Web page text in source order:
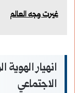
غيرت وجه العالم
انهيار
الاجتماعي